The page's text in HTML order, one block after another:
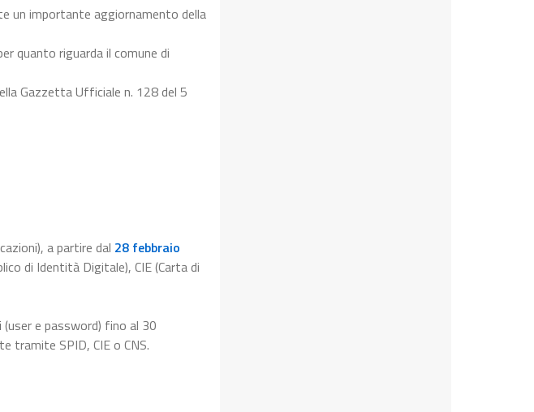
un importante aggiornamento della
quanto riguarda il comune di
Gazzetta Ufficiale n. 128 del 5
a partire dal 28 febbraio
di Identità Digitale), CIE (Carta di
e password) fino al 30
tramite SPID, CIE o CNS.